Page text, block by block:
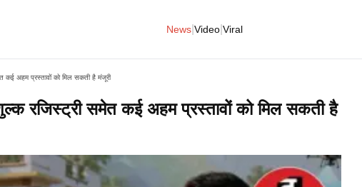
News Video Viral
अहम प्रस्तावों को मिल सकती है मंजूरी
रजिस्ट्री समेत कई अहम प्रस्तावों को मिल सकती है